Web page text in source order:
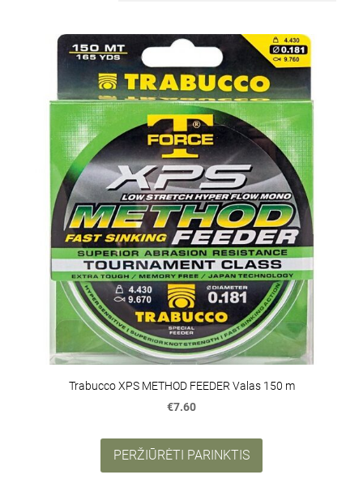
Trabucco XPS METHOD FEEDER Valas 150 m
€7.60
PERŽIŪRĖTI PARINKTIS